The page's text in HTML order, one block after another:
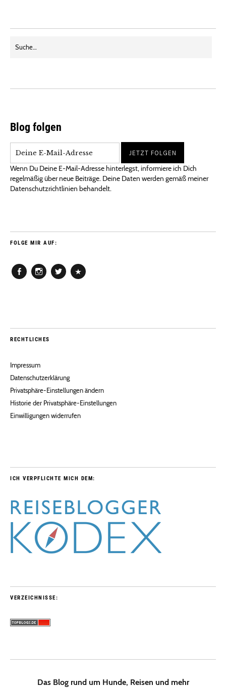
Blog folgen
Wenn Du Deine E-Mail-Adresse hinterlegst, informiere ich Dich
regelmäßig über neue Beiträge. Deine Daten werden gemäß meiner
Datenschutzrichtlinien behandelt.
FOLGE MIR AUF:
RECHTLICHES
Impressum
Datenschutzerklärung
Privatsphäre-Einstellungen ändern
Historie der Privatsphäre-Einstellungen
Einwilligungen widerrufen
ICH VERPFLICHTE MICH DEM:
VERZEICHNISSE:
Das Blog rund um Hunde, Reisen und mehr